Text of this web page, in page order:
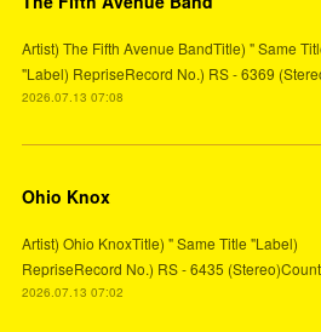
Artist) The Fifth Avenue BandTitle) " Same
"Label) RepriseRecord No.) RS - 6369
2026.07.13 07:08
Ohio Knox
Artist) Ohio KnoxTitle) " Same Title "Label)
RepriseRecord No.) RS - 6435
2026.07.13 07:02